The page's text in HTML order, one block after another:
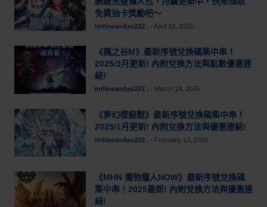
免費抽卡獎勵吧～
imfineandyu222 . - April 10, 2025
《楓之谷M》最新序號兌換碼集中串！
2025/3月更新! 內附兌換方法與點數優惠連
結!
imfineandyu222 . - March 14, 2025
《夢幻模擬戰》最新序號兌換碼集中串！
2025/1月更新! 內附兌換方法與優惠連結!
imfineandyu222 . - February 13, 2025
《MHN 魔物獵人NOW》最新序號兌換碼
集中串！2025最新! 內附兌換方法與優惠連
結!